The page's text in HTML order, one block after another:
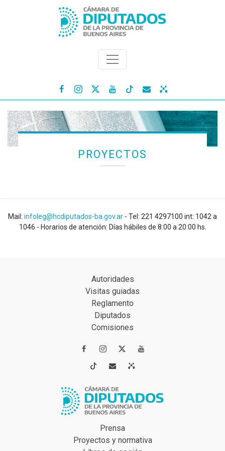
   
PROYECTOS
Mail: infoleg@hcdiputados-ba.gov.ar - Tel: 221 4297100 int: 1042 a
1046 - Horarios de atención: Días hábiles de 8:00 a 20:00 hs.
Autoridades
Visitas guiadas
Reglamento
Diputados
Comisiones
 
 
Prensa
Proyectos y normativa